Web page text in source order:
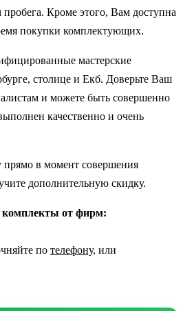
Кроме этого, Вам доступна
покупки комплектующих.
мастерские
столице и Екб. Доверьте Ваш
и можете быть совершенно
качественно и очень
прямо в момент совершения
дополнительную скидку.
комплекты от фирм:
по телефону, или